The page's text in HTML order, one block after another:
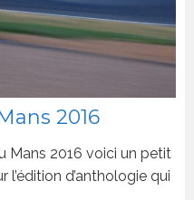
2016
Mans 2016 voici un petit
d’anthologie qui